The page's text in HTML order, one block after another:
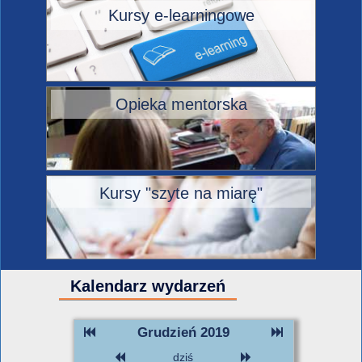
Kursy e-learningowe
Opieka mentorska
Kursy "szyte na miarę"
Kalendarz wydarzeń
Grudzień 2019
dziś